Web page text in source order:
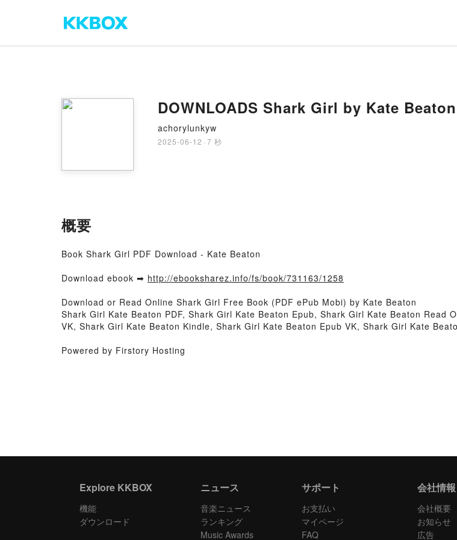
DOWNLOADS Shark Girl by Kate Beaton
achorylunkyw
2025-06-12 · 7 秒
概要
Book Shark Girl PDF Download - Kate Beaton
Download ebook ➡ http://ebooksharez.info/fs/book/731163/1258
Download or Read Online Shark Girl Free Book (PDF ePub Mobi) by Kate Beaton
Shark Girl Kate Beaton PDF, Shark Girl Kate Beaton Epub, Shark Girl Kate Beaton Read
VK, Shark Girl Kate Beaton Kindle, Shark Girl Kate Beaton Epub VK, Shark Girl Kate
Powered by Firstory Hosting
Explore KKBOX
機能
ダウンロード
ニュース
音楽ニュース
ランキング
Music Awards
サポート
お支払い
マイページ
FAQ
会社情報
会社概要
お知らせ
広告